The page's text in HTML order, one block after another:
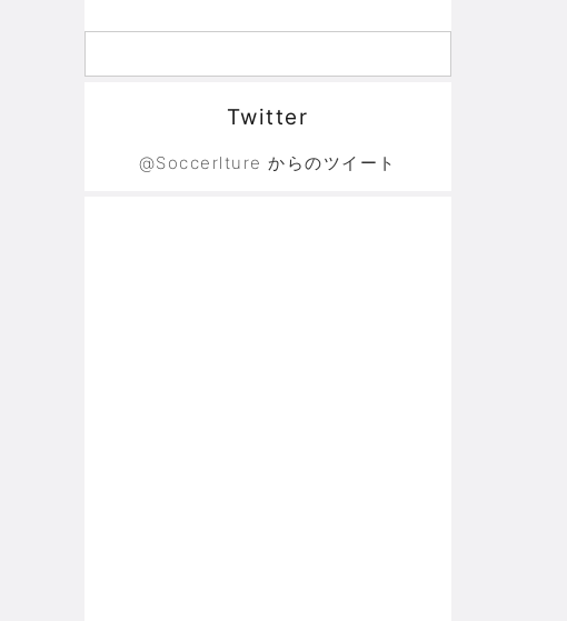
Twitter
@Soccerlture からのツイート